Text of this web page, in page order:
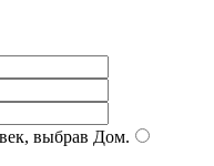
выбрав Дом.